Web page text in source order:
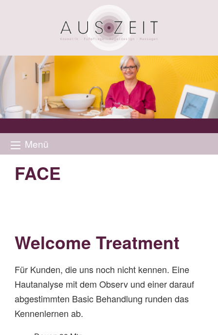
Menü
FACE
Welcome Treatment
Für Kunden, die uns noch nicht kennen. Eine
Hautanalyse mit dem Observ und einer darauf
abgestimmten Basic Behandlung runden das
Kennenlernen ab.